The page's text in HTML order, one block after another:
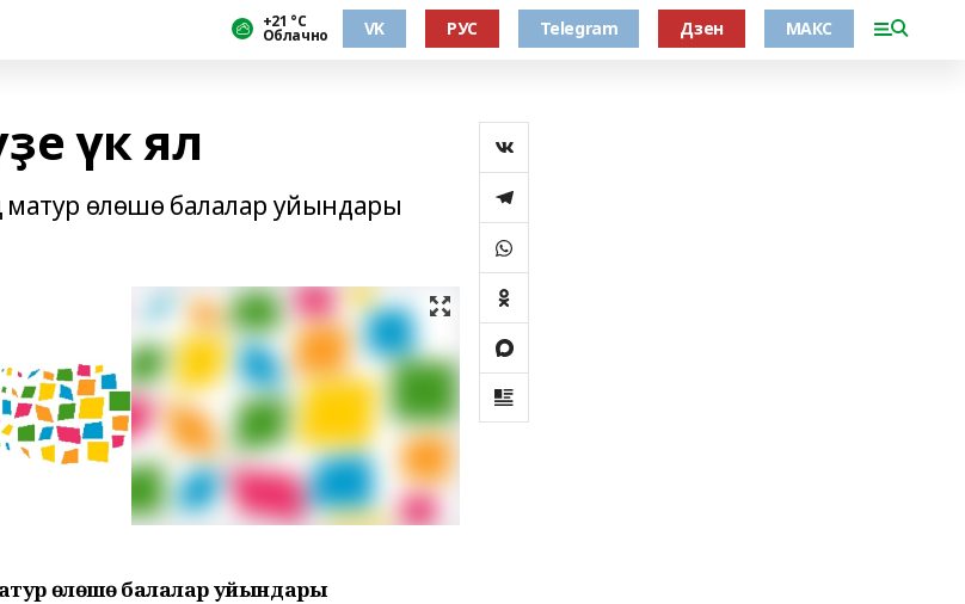
+21 °С
Облачно VK РУС Telegram Дзен МАКС
үк ял
өлөшө балалар уйындары
өлөшө балалар уйындары